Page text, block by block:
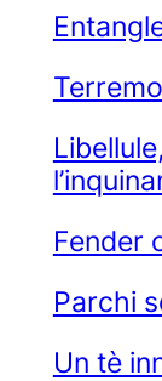
Fender
Parchi
Un tè